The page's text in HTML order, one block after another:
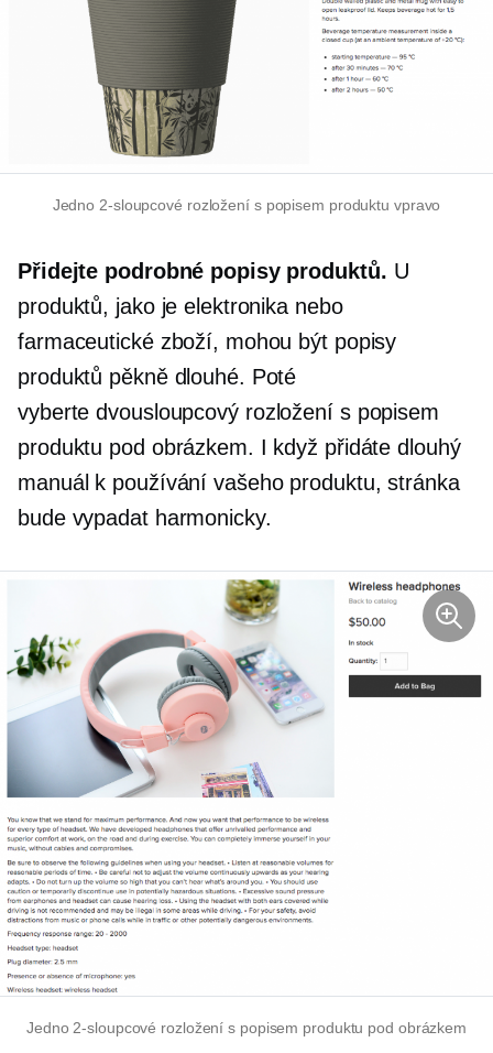
Jedno2-sloupcové rozložení s popisem produktu vpravo
Přidejte podrobné popisy produktů. U
produktů, jako je elektronika nebo
farmaceutické zboží, mohou být popisy
produktů pěkně dlouhé. Poté
vybertedvousloupcovýrozložení s popisem
produktu pod obrázkem. I když přidáte dlouhý
manuál k používání vašeho produktu, stránka
bude vypadat harmonicky.
Jedno2-sloupcové rozložení s popisem produktu pod obrázkem